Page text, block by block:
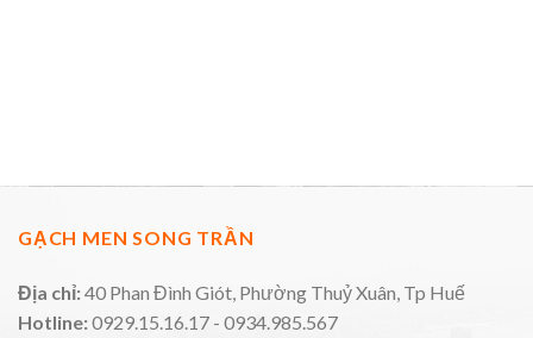
GẠCH MEN SONG TRẦN
Địa chỉ:40 Phan Đình Giót, Phường Thuỷ Xuân, Tp Huế
Hotline:0929.15.16.17 - 0934.985.567